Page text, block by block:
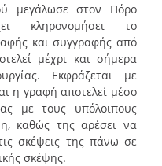
μεγάλωσε στον Πόρο
κληρονομήσει το
και συγγραφής από
μέχρι και σήμερα
Εκφράζεται με
η γραφή αποτελεί μέσο
με τους υπόλοιπους
καθώς της αρέσει να
σκέψεις της πάνω σε
σκέψης.